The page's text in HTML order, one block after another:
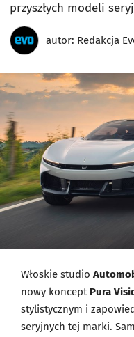
przyszłych modeli
autor: Redakcja
Włoskie studio
nowy koncept Pura
stylistycznym i
seryjnych tej marki.